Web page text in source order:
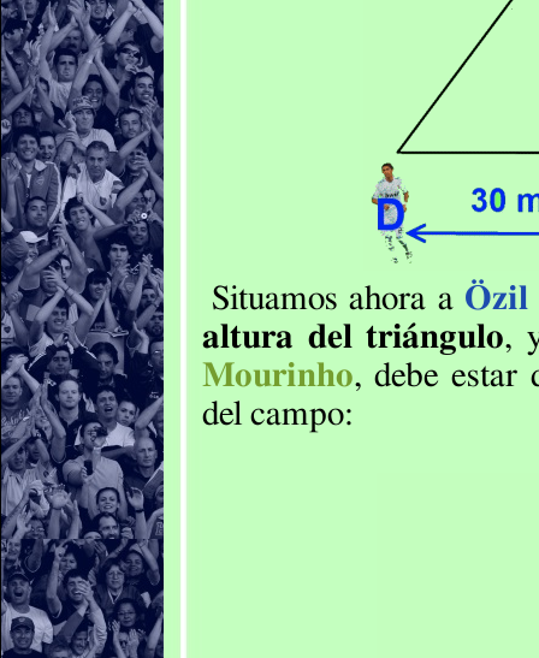
Situamos ahora a Özil
altura del triángulo,
Mourinho, debe estar
del campo: